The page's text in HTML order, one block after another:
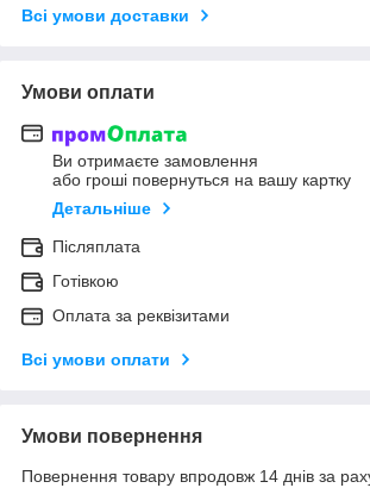
Всі умови доставки
Умови оплати
Ви отримаєте замовлення
або гроші повернуться на вашу картку
Детальніше
Післяплата
Готівкою
Оплата за реквізитами
Всі умови оплати
Умови повернення
Повернення товару впродовж 14 днів за